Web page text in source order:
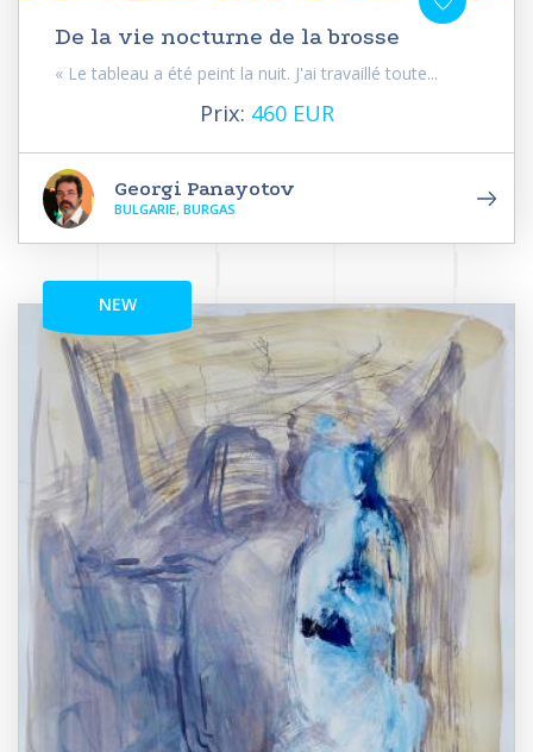
De la vie nocturne de la brosse
« Le tableau a été peint la nuit. J'ai travaillé toute...
Prix: 460 EUR
Georgi Panayotov
BULGARIE, BURGAS
NEW